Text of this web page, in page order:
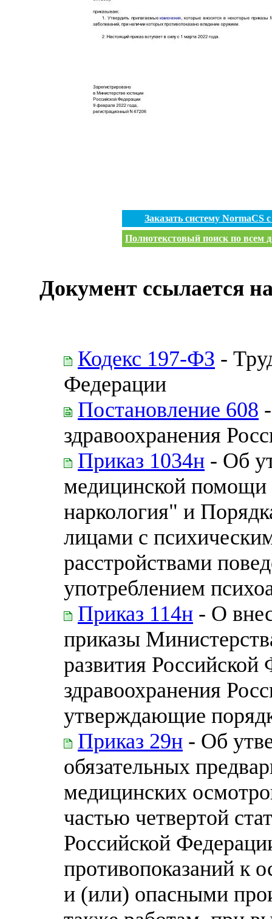
Заказать систему
Полнотекстовый поиск по всем
Документ ссылается
Кодекс 197-ФЗ -
Федерации
Постановление 608
здравоохранения
Приказ 1034н - Об
медицинской
наркология" и
лицами с
расстройствами
употреблением
Приказ 114н - О
приказы
развития
здравоохранения
утверждающие
Приказ 29н - Об
обязательных
медицинских
частью четвертой
Российской
противопоказаний к
и (или) опасными